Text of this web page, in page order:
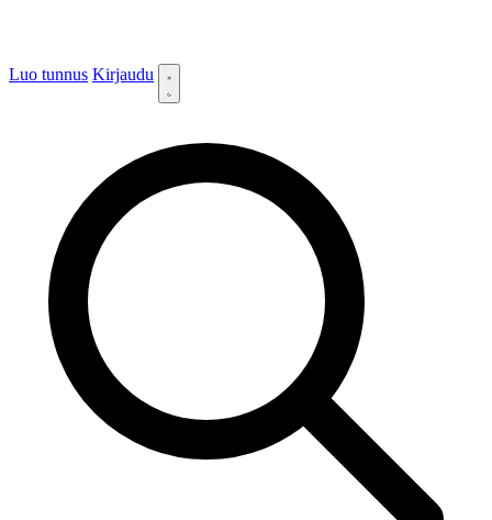
Luo tunnus Kirjaudu